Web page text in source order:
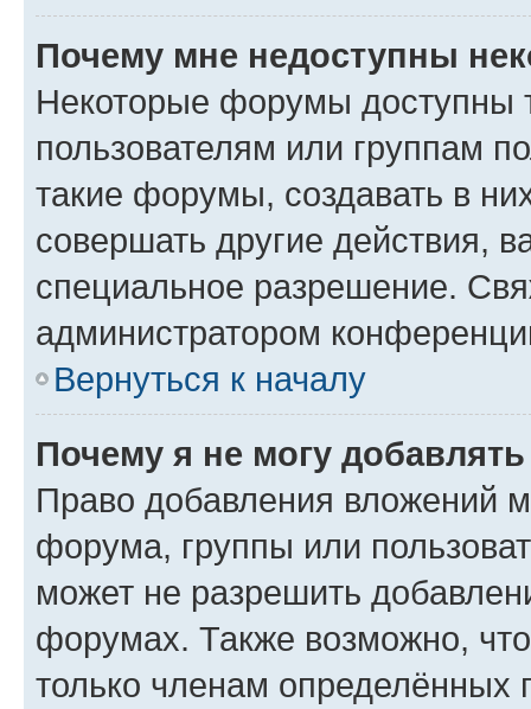
Почему мне недоступны
Некоторые форумы доступны
пользователям или группам
такие форумы, создавать в
совершать другие действия,
специальное разрешение.
администратором
Вернуться к началу
Почему я не могу
Право добавления вложений
форума, группы или
может не разрешить
форумах. Также возможно,
только членам определённых